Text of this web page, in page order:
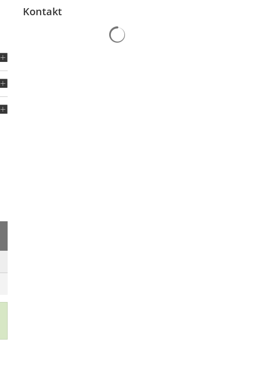
Kontakt